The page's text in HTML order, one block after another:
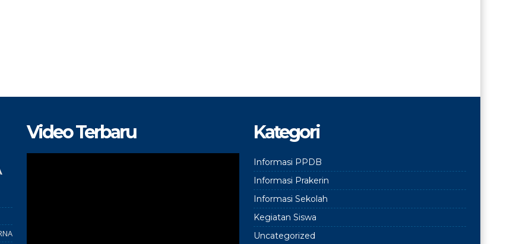
Video Terbaru Kategori
Informasi PPDB
Informasi Prakerin
Informasi Sekolah
Kegiatan Siswa
Uncategorized